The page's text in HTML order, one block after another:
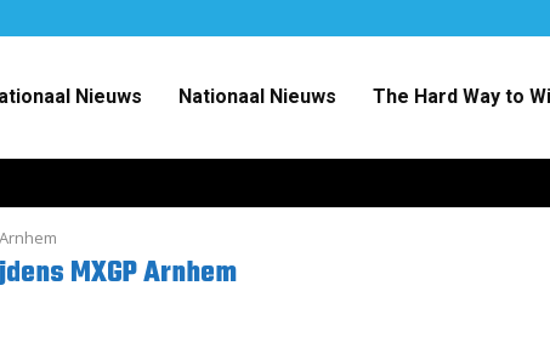
Nieuws Nationaal Nieuws The Hard Way to
MXGP Arnhem